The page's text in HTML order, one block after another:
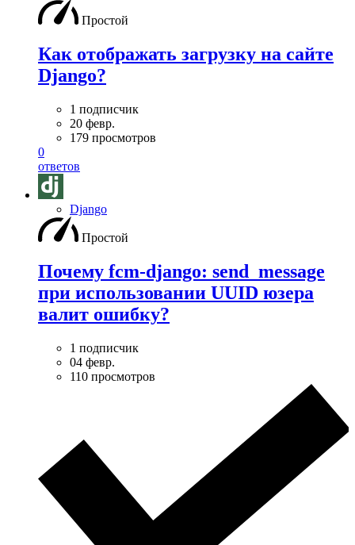
Простой
Как отображать загрузку на сайте
Django?
1 подписчик
20 февр.
179 просмотров
0
ответов
Django
Простой
Почему fcm-django: send_message
при использовании UUID юзера
валит ошибку?
1 подписчик
04 февр.
110 просмотров